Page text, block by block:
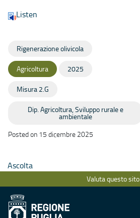
Listen
Rigenerazione olivicola
Agricoltura 2025
Misura 2.G
Dip. Agricoltura, Sviluppo rurale e
ambientale
Posted on 15 dicembre 2025
Ascolta
Valuta questo sito